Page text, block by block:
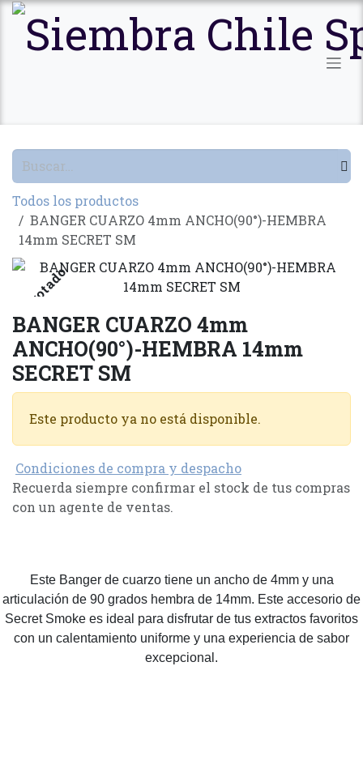
Ir al contenido
Todos los productos
BANGER CUARZO 4mm ANCHO(90°)-HEMBRA
14mm SECRET SM
Agotado
BANGER CUARZO 4mm
ANCHO(90°)-HEMBRA 14mm
SECRET SM
Este producto ya no está disponible.
Condiciones de compra y despacho
Recuerda siempre confirmar el stock de tus compras
con un agente de ventas.
Este Banger de cuarzo tiene un ancho de 4mm y una
articulación de 90 grados hembra de 14mm. Este accesorio de
Secret Smoke es ideal para disfrutar de tus extractos favoritos
con un calentamiento uniforme y una experiencia de sabor
excepcional.